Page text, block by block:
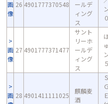
画
像
26 4901777370548
ールデ
ィング
ス
画
像
27 4901777371477
サント
リーホ
ールデ
ィング
ス
画 28 4901411111025
麒麟麦
酒